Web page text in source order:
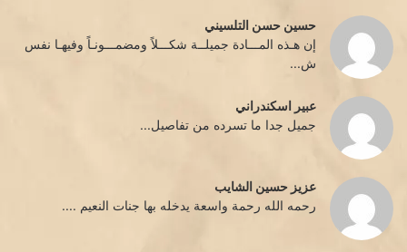
حسين حسن التلسيني
إن هـذه المـــادة جميلــة شكـــلاً ومضمـــونـاً وفيهـا نفس
ش...
عبير اسكندراني
جميل جدا ما تسرده من تفاصيل...
عزيز حسين الشايب
رحمه الله رحمة واسعة يدخله بها جنات النعيم ....